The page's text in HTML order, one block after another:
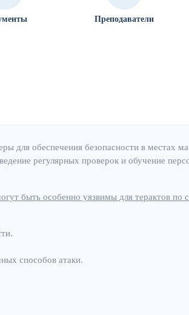
Преподаватели
для обеспечения безопасности в местах
регулярных проверок и обучение
быть особенно уязвимы для терактов
способов атаки.